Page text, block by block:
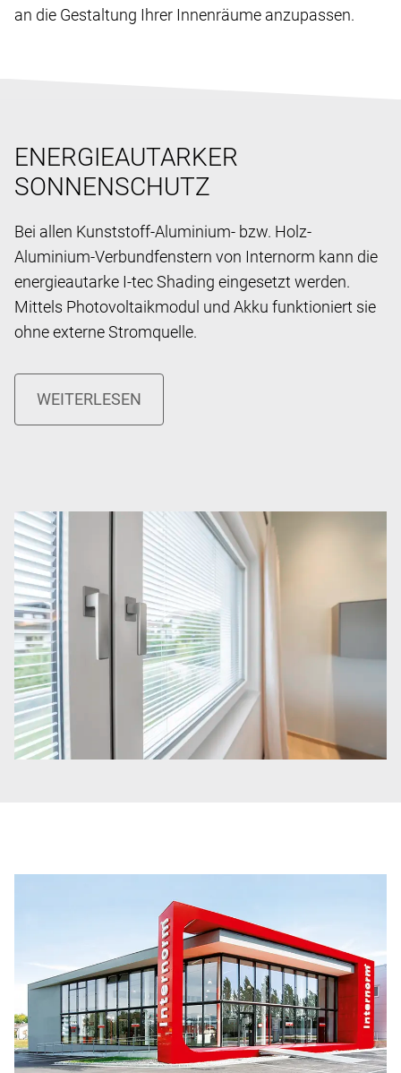
an die Gestaltung Ihrer Innenräume anzupassen.
ENERGIEAUTARKER
SONNENSCHUTZ
Bei allen Kunststoff-Aluminium- bzw. Holz-
Aluminium-Verbundfenstern von Internorm kann die
energieautarke I-tec Shading eingesetzt werden.
Mittels Photovoltaikmodul und Akku funktioniert sie
ohne externe Stromquelle.